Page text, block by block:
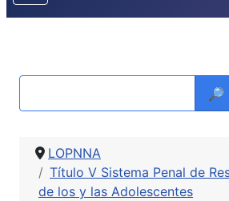
🔎
LOPNNA
Título V Sistema Penal de
de los y las Adolescentes